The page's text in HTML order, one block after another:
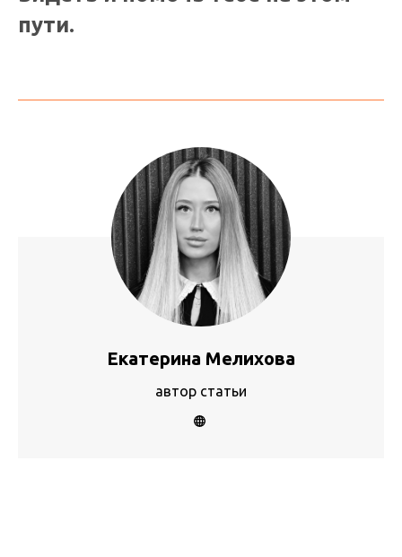
пути.
Екатерина Мелихова
автор статьи